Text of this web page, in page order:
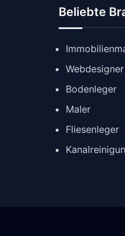
Beliebte
Webdesigner
Bodenleger
Maler
Fliesenleger